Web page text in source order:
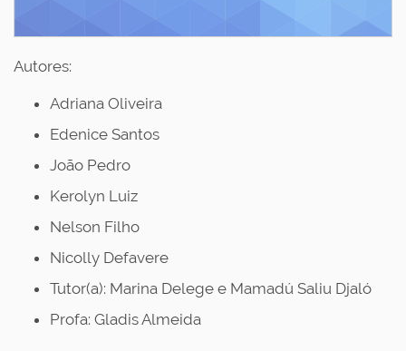
Autores:
Adriana Oliveira
Edenice Santos
João Pedro
Kerolyn Luiz
Nelson Filho
Nicolly Defavere
Tutor(a): Marina Delege e Mamadú Saliu Djaló
Profa: Gladis Almeida